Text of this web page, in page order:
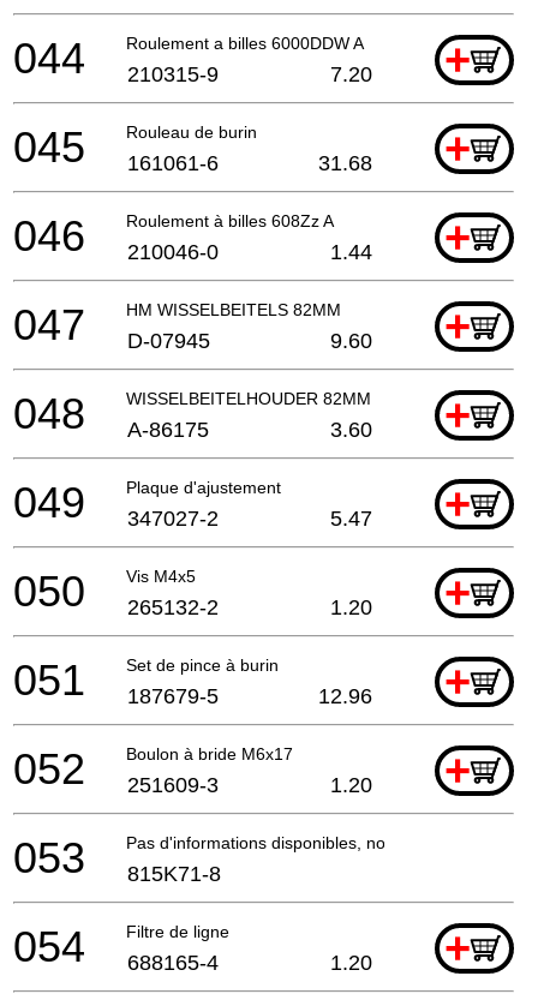
Roulement a billes 6000DDW A +
044 210315-9 7.20
Rouleau de burin +
045 161061-6 31.68
Roulement à billes 608Zz A +
046 210046-0 1.44
HM WISSELBEITELS 82MM +
047 D-07945 9.60
WISSELBEITELHOUDER 82MM +
048 A-86175 3.60
Plaque d'ajustement +
049 347027-2 5.47
Vis M4x5 +
050 265132-2 1.20
Set de pince à burin +
051 187679-5 12.96
Boulon à bride M6x17 +
052 251609-3 1.20
Pas d'informations disponibles, non commandable
053 815K71-8
Filtre de ligne +
054 688165-4 1.20